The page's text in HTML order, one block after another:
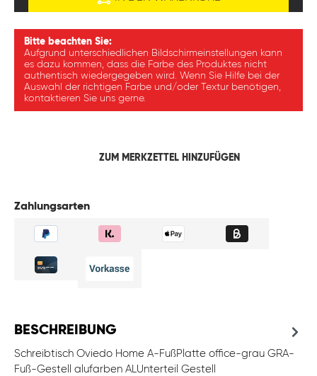
Bitte beachten Sie:
Aufgrund unterschiedlichen Bildschirmeinstellungen kann
es dazu kommen, dass die Farbe des Produktes nicht
authentisch wiedergegeben wird. Wenn Sie Hilfe bei der
Auswahl der richtigen Farbe und/oder Textur benötigen,
kontaktieren Sie uns gerne.
ZUM MERKZETTEL HINZUFÜGEN
Zahlungsarten
BESCHREIBUNG
Schreibtisch Oviedo Home A-FußPlatte office-grau GRA-
Fuß-Gestell alufarben ALUnterteil Gestell